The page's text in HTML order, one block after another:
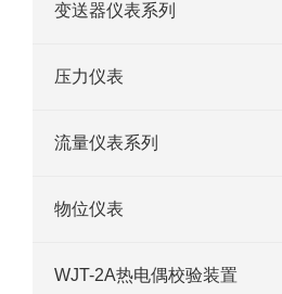
变送器仪表系列
压力仪表
流量仪表系列
物位仪表
WJT-2A热电偶校验装置